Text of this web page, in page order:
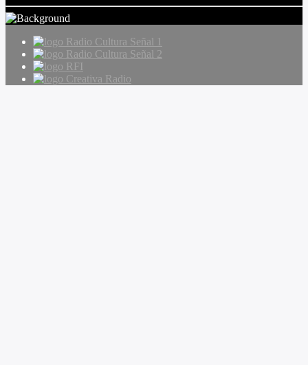
Radio Cultura Señal 1
Radio Cultura Señal 2
RFI
Creativa Radio